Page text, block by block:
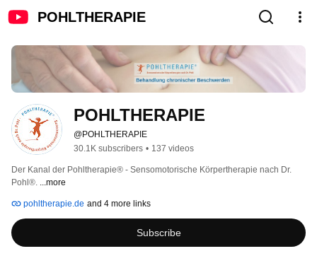
POHLTHERAPIE
POHLTHERAPIE
@POHLTHERAPIE
30.1K subscribers • 137 videos
Der Kanal der Pohltherapie® - Sensomotorische Körpertherapie nach Dr.
Pohl®. ...more
pohltherapie.de and 4 more links
Subscribe